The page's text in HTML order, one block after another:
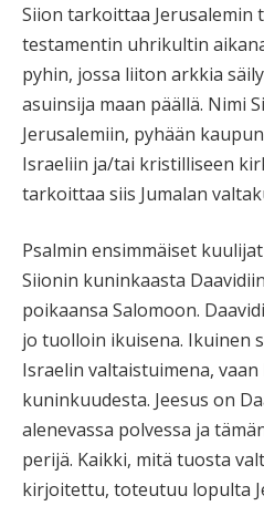
Siion tarkoittaa Jerusalemin
testamentin uhrikultin
pyhin, jossa liiton arkkia
asuinsija maan päällä. Nimi
Jerusalemiin, pyhään
Israeliin ja/tai kristilliseen
tarkoittaa siis Jumalan
Psalmin ensimmäiset
Siionin kuninkaasta
poikaansa Salomoon.
jo tuolloin ikuisena. Ikuinen
Israelin valtaistuimena, vaan
kuninkuudesta. Jeesus on
alenevassa polvessa ja
perijä. Kaikki, mitä tuosta
kirjoitettu, toteutuu lopulta